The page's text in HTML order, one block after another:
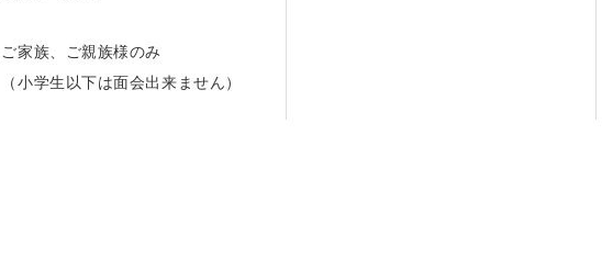
ご家族、ご親族様のみ
（小学生以下は面会出来ません）